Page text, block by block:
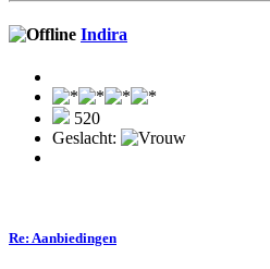
Indira
520
Geslacht:
Re: Aanbiedingen